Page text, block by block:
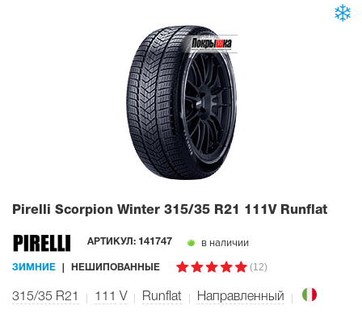
Pirelli Scorpion Winter 315/35 R21 111V Runflat
АРТИКУЛ: 141747 в наличии
ЗИМНИЕ НЕШИПОВАННЫЕ (12)
315/35 R21 111 V Runflat Направленный